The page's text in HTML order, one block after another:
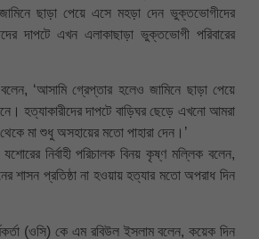
ছাড়া পেয়ে এসে মহড়া দেন ভুক্তভোগীদের
দাপটে এখন এলাকাছাড়া ভুক্তভোগী পরিবারের
‘আসামি গ্রেপ্তার হলেও জামিনে ছাড়া পেয়ে
হত্যাকারীদের দাপটে বাড়িঘর ছেড়ে এখনো আমরা
মা শুধু অসহায়ের মতো পাহারা দেন।’
যশোরের নির্বাহী পরিচালক বিনয় কৃষ্ণ মল্লিক বলেন,
শাসন প্রতিষ্ঠা না হওয়ায় হত্যার মতো অপরাধ দিন
(ওসি) কে এম রবিউল ইসলাম বলেন, কয়েক দিন